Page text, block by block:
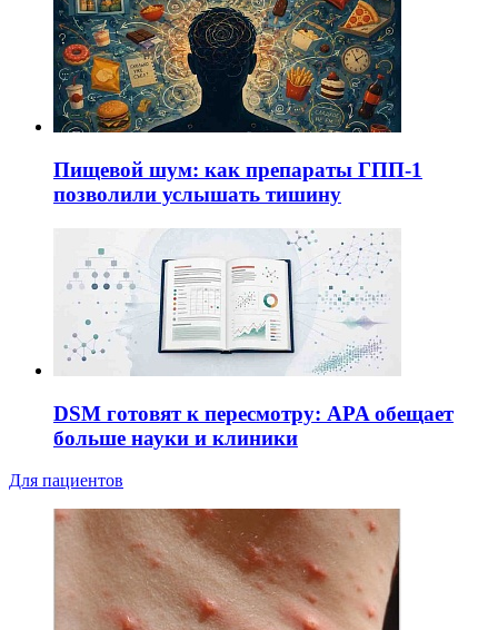
Пищевой шум: как препараты ГПП-1
позволили услышать тишину
DSM готовят к пересмотру: APA обещает
больше науки и клиники
Для пациентов